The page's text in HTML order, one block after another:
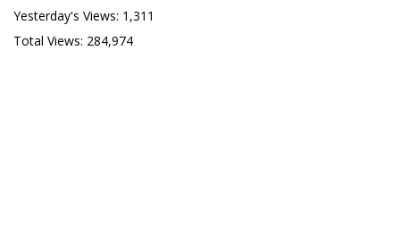
Yesterday's Views: 1,311
Total Views: 284,974